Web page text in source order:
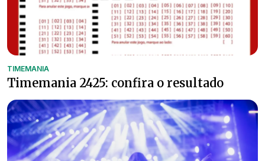
TIMEMANIA
Timemania 2425: confira o resultado